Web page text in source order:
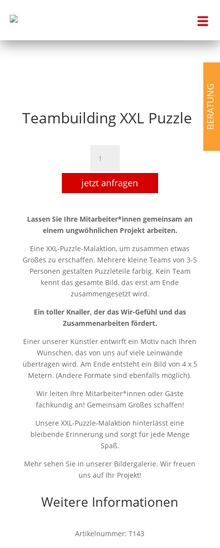
Teambuilding XXL Puzzle
XXL
Puzzle
Menge
jetzt anfragen
Lassen Sie Ihre Mitarbeiter*innen gemeinsam an
einem ungwöhnlichen Projekt arbeiten.
Eine XXL-Puzzle-Malaktion, um zusammen etwas
Großes zu erschaffen. Mehrere kleine Teams von 3-5
Personen gestalten Puzzleteile farbig. Kein Team
kennt das gesamte Bild, das erst am Ende
zusammengesetzt wird.
Ein toller Knaller, der das Wir-Gefühl und das
Zusammenarbeiten fördert.
Einer unserer Künstler entwirft ein Motiv nach Ihren
Wünschen, das von uns auf viele Leinwände
übertragen wird. Am Ende entsteht ein Bild von 4 x 5
Metern. (Andere Formate sind ebenfalls möglich).
Wir leiten Ihre Mitarbeiter*innen oder Gäste
fachkundig an! Gemeinsam Großes schaffen!
Unsere XXL-Puzzle-Malaktion hinterlässt eine
bleibende Erinnerung und sorgt für jede Menge
Spaß.
Mehr sehen Sie in unserer Bildergalerie. Wir freuen
uns auf Ihr Projekt!
Weitere Informationen
Artikelnummer: T143
BERATUNG